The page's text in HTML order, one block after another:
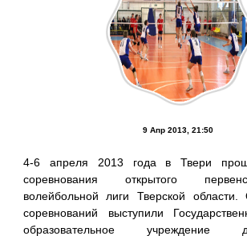
9 Апр 2013, 21:50
4-6 апреля 2013 года в Твери
соревнования открытого
волейбольной лиги Тверской области.
соревнований выступили
образовательное учреждение